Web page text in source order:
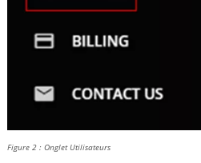
Figure 2 : Onglet Utilisateurs